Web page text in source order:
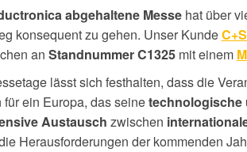
abgehaltene Messehat über
konsequent zu gehen. Unser Kunde
an Standnummer C1325mit einem
lässt sich festhalten, dass die
ein Europa, das seinetechnologische
Austausch zwischen
Herausforderungen der kommenden